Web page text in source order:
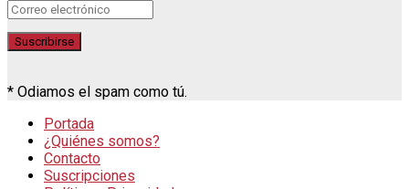
* Odiamos el spam como tú.
Portada
¿Quiénes somos?
Contacto
Suscripciones